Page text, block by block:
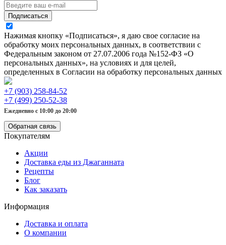
Подписаться
Нажимая кнопку «Подписаться», я даю свое согласие на
обработку моих персональных данных, в соответствии с
Федеральным законом от 27.07.2006 года №152-ФЗ «О
персональных данных», на условиях и для целей,
определенных в Согласии на обработку персональных данных
+7 (903) 258-84-52
+7 (499) 250-52-38
Ежедневно с 10:00 до 20:00
Обратная связь
Покупателям
Акции
Доставка еды из Джаганната
Рецепты
Блог
Как заказать
Информация
Доставка и оплата
О компании